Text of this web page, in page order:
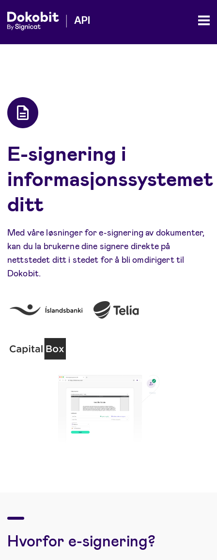
E-signering i
informasjonssystemet
ditt
Med våre løsninger for e-signering av dokumenter,
kan du la brukerne dine signere direkte på
nettstedet ditt i stedet for å bli omdirigert til
Dokobit.
Hvorfor e-signering?